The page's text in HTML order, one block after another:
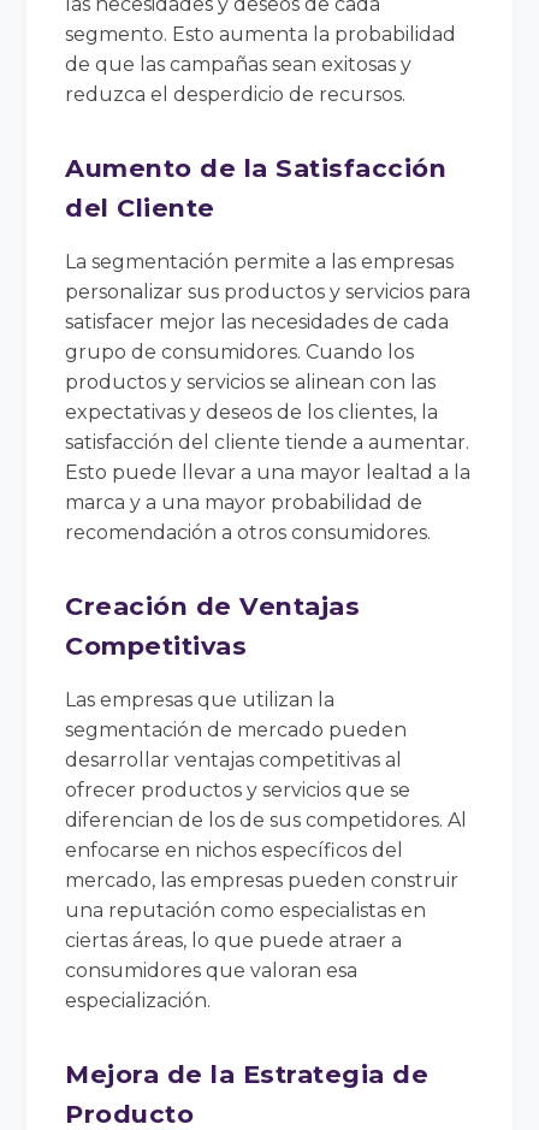
segmento. Esto aumenta la probabilidad
de que las campañas sean exitosas y
reduzca el desperdicio de recursos.
Aumento de la Satisfacción
del Cliente
La segmentación permite a las empresas
personalizar sus productos y servicios para
satisfacer mejor las necesidades de cada
grupo de consumidores. Cuando los
productos y servicios se alinean con las
expectativas y deseos de los clientes, la
satisfacción del cliente tiende a aumentar.
Esto puede llevar a una mayor lealtad a la
marca y a una mayor probabilidad de
recomendación a otros consumidores.
Creación de Ventajas
Competitivas
Las empresas que utilizan la
segmentación de mercado pueden
desarrollar ventajas competitivas al
ofrecer productos y servicios que se
diferencian de los de sus competidores. Al
enfocarse en nichos específicos del
mercado, las empresas pueden construir
una reputación como especialistas en
ciertas áreas, lo que puede atraer a
consumidores que valoran esa
especialización.
Mejora de la Estrategia de
Producto